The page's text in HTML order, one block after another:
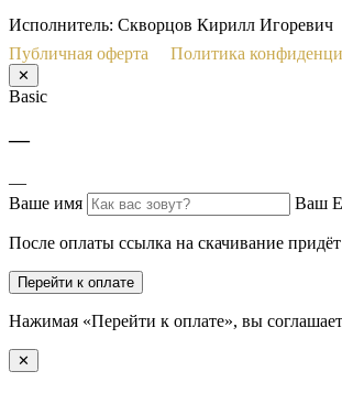
Исполнитель: Скворцов Кирилл
Публичная оферта
Политика
✕
Basic
—
—
Ваше имя
Ваш
После оплаты ссылка на скачивание придёт
Перейти к оплате
Нажимая «Перейти к оплате», вы
✕